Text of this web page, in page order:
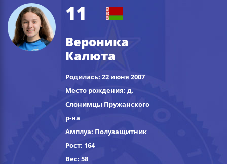
11
Вероника
Калюта
Родилась: 22 июня 2007
Место рождения: д.
Слонимцы Пружанского
р-на
Амплуа: Полузащитник
Рост: 164
Вес: 58